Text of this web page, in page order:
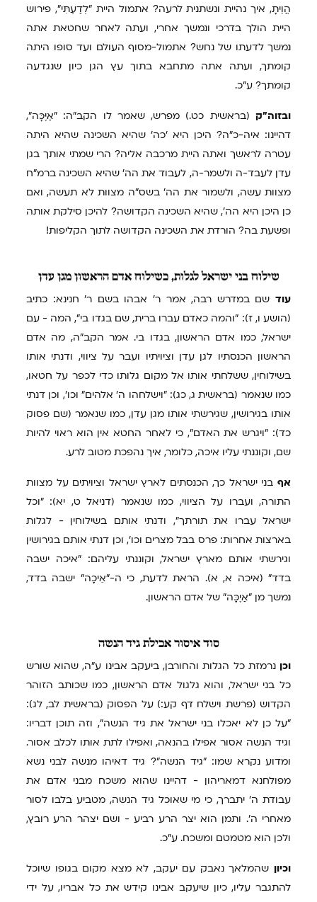
הֲוֵיתָ, איך נהיית ונשתנית לרעה? אתמול היית "לְדַעְתִּי", פירוש
היית הולך בדרכי ונמשך אחרי, ועתה לאחר שחטאת אתה
נמשך לדעתו של נחש? אתמול-מסוף העולם ועד סופו היתה
קומתך, ועתה אתה מתחבא בתוך עץ הגן כיון שנגדעה
קומתך? ע"כ.
ובזוה"ק (בראשית כט.) מפרש, שאמר לו הקב"ה: "אַיֶּכָּה",
דהיינו: איה-כ"ה? היכן היא 'כה' שהיא השכינה שהיא היתה
עטרה לראשך ואתה היית מרכבה אליה? הרי שמתי אותך בגן
עדן לעבד-ה ולשמר-ה, לעבוד את הה' שהיא השכינה ברמ"ח
מצוות עשה, ולשמור את הה' בשס"ה מצוות לא תעשה, ואם
כן היכן היא הה', שהיא השכינה הקדושה? להיכן סילקת אותה
ופשעת בה? הורדת את השכינה הקדושה לתוך הקליפות!
שילוח בני ישראל לגלות, כשילוח אדם הראשון מגן עדן
עוד שם במדרש רבה, אמר ר' אבהו בשם ר' חנינא: כתיב
(הושע ו, ז): "והמה כאדם עברו ברית, שם בגדו בי", המה - עם
ישראל, כמו אדם הראשון, בגדו בי. אמר הקב"ה, מה אדם
הראשון הכנסתיו לגן עדן וציויתיו ועבר על ציווי, ודנתי אותו
בשילוחין, ששלחתי אותו אל מקום גלותו כדי לכפר על חטאו,
כמו שנאמר (בראשית ג, כג): "וישלחהו ה' אלהים" וכו', וכן דנתי
אותו בגירושין, שגירשתי אותו מגן עדן, כמו שנאמר (שם פסוק
כד): "ויגרש את האדם", כי לאחר החטא אין הוא ראוי להיות
שם, וקוננתי עליו איכה, כלומר, איך נהפכת מטוב לרע.
אף בני ישראל כך, הכנסתים לארץ ישראל וציויתים על מצוות
התורה, ועברו על הציווי, כמו שנאמר (דניאל ט, יא): "וכל
ישראל עברו את תורתך", ודנתי אותם בשילוחין - לגלות
בארצות אחרות: פרס בבל מצרים וכו', וכן דנתי אותם בגירושין
וגירשתי אותם מארץ ישראל, וקוננתי עליהם: "איכה ישבה
בדד" (איכה א, א). הראת לדעת, כי ה-"אֵיכָה" ישבה בדד,
נמשך מן "אַיֶכָּה" של אדם הראשון.
סוד איסור אכילת גיד הנשה
וכן נרמזת כל הגלות והחורבן, ביעקב אבינו ע"ה, שהוא שורש
כל בני ישראל, והוא גלגול אדם הראשון, כמו שכותב הזוהר
הקדוש (פרשת וישלח דף קע:) על הפסוק (בראשית לב, לג):
"על כן לא יאכלו בני ישראל את גיד הנשה", וזה תוכן דבריו:
וגיד הנשה אסור אפילו בהנאה, ואפילו לתת אותו לכלב אסור.
ומדוע נקרא שמו: "גיד הנשה"? גיד דאיהו מנשה לבני נשא
מפולחנא דמאריהון - דהיינו שהוא משכח מבני אדם את
עבודת ה' יתברך, כי מי שאוכל גיד הנשה, מטביע בלבו לסור
מאחרי ה'. ותמן הוא יצר הרע רביע - ושם יצהר הרע רובץ,
ולכן הוא מטמטם ומשכח. ע"כ.
וכיון שהמלאך נאבק עם יעקב, לא מצא מקום בגופו שיוכל
להתגבר עליו, כיון שיעקב אבינו קידש את כל אבריו, על ידי